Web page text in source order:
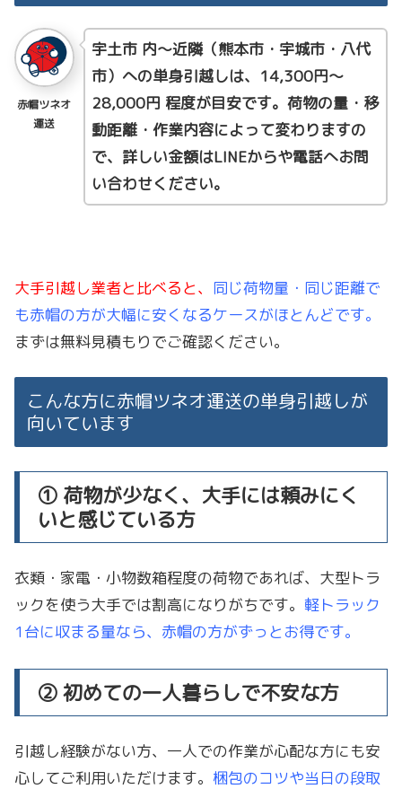
赤帽ツネオ
運送
宇土市 内〜近隣（熊本市・宇城市・八代
市）への単身引越しは、14,300円〜
28,000円 程度が目安です。荷物の量・移
動距離・作業内容によって変わりますの
で、詳しい金額はLINEからや電話へお問
い合わせください。
大手引越し業者と比べると、 同じ荷物量・同じ距離で
も赤帽の方が大幅に安くなるケースがほとんどです。
まずは無料見積もりでご確認ください。
こんな方に赤帽ツネオ運送の単身引越しが
向いています
① 荷物が少なく、大手には頼みにく
いと感じている方
衣類・家電・小物数箱程度の荷物であれば、大型トラ
ックを使う大手では割高になりがちです。 軽トラック
1台に収まる量なら、赤帽の方がずっとお得です。
② 初めての一人暮らしで不安な方
引越し経験がない方、一人での作業が心配な方にも安
心してご利用いただけます。 梱包のコツや当日の段取